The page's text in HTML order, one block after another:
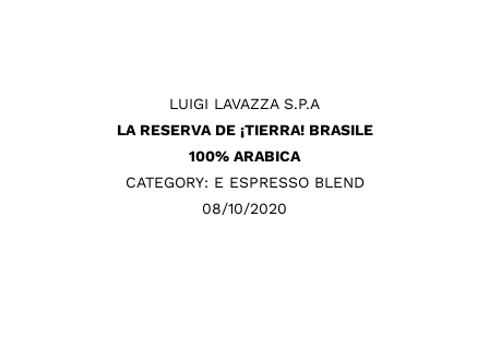
LUIGI LAVAZZA S.P.A
LA RESERVA DE ¡TIERRA! BRASILE
100% ARABICA
CATEGORY: E ESPRESSO BLEND
08/10/2020